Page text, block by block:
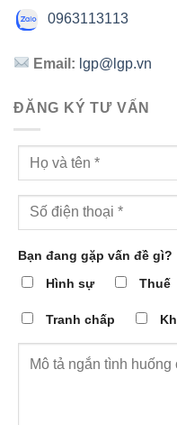
0963113113
Email: lgp@lgp.vn
ĐĂNG KÝ TƯ VẤN
Bạn đang gặp vấn đề gì?
Hình sự
Thuế
Tranh chấp